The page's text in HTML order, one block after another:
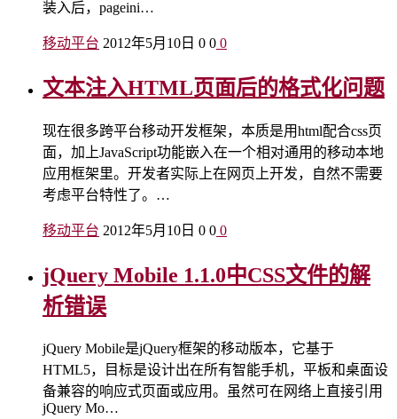
装入后，pageini…
移动平台 2012年5月10日 0 0 0
文本注入HTML页面后的格式化问题
现在很多跨平台移动开发框架，本质是用html配合css页
面，加上JavaScript功能嵌入在一个相对通用的移动本地
应用框架里。开发者实际上在网页上开发，自然不需要
考虑平台特性了。…
移动平台 2012年5月10日 0 0 0
jQuery Mobile 1.1.0中CSS文件的解
析错误
jQuery Mobile是jQuery框架的移动版本，它基于
HTML5，目标是设计出在所有智能手机，平板和桌面设
备兼容的响应式页面或应用。虽然可在网络上直接引用
jQuery Mo…